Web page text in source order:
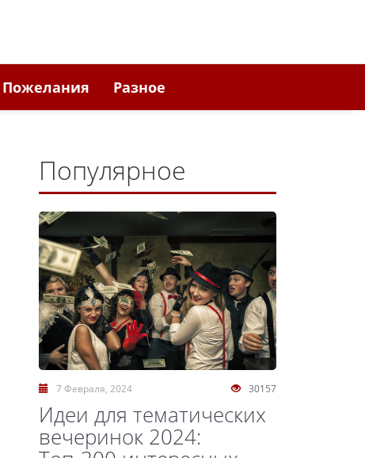
Пожелания Разное
Популярное
30157
7 Февраля, 2024
Идеи для тематических
вечеринок 2024: